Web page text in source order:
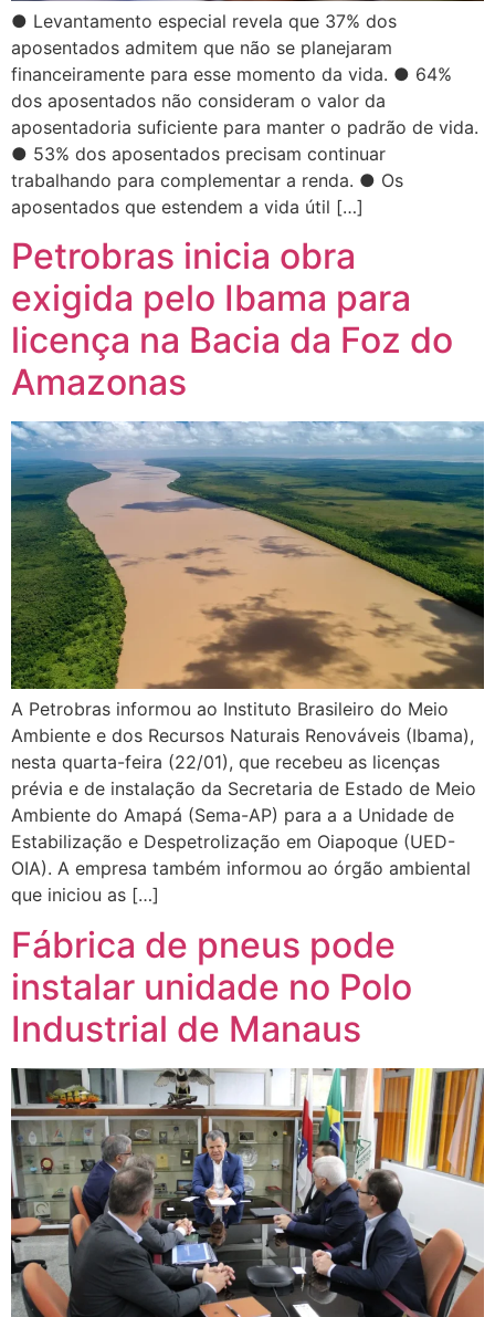
● Levantamento especial revela que 37% dos
aposentados admitem que não se planejaram
financeiramente para esse momento da vida. ● 64%
dos aposentados não consideram o valor da
aposentadoria suficiente para manter o padrão de vida.
● 53% dos aposentados precisam continuar
trabalhando para complementar a renda. ● Os
aposentados que estendem a vida útil […]
Petrobras inicia obra
exigida pelo Ibama para
licença na Bacia da Foz do
Amazonas
A Petrobras informou ao Instituto Brasileiro do Meio
Ambiente e dos Recursos Naturais Renováveis (Ibama),
nesta quarta-feira (22/01), que recebeu as licenças
prévia e de instalação da Secretaria de Estado de Meio
Ambiente do Amapá (Sema-AP) para a a Unidade de
Estabilização e Despetrolização em Oiapoque (UED-
OIA). A empresa também informou ao órgão ambiental
que iniciou as […]
Fábrica de pneus pode
instalar unidade no Polo
Industrial de Manaus